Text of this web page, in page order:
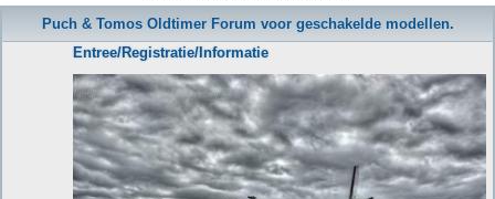
Puch & Tomos Oldtimer Forum voor geschakelde modellen.
Entree/Registratie/Informatie